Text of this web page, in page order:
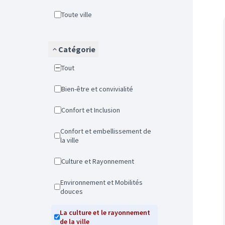
Toute ville
Catégorie
Tout
Bien-être et convivialité
Confort et Inclusion
Confort et embellissement de
la ville
Culture et Rayonnement
Environnement et Mobilités
douces
La culture et le rayonnement
de la ville